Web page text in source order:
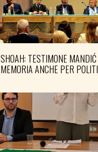
SHOAH: TESTIMONE MANDIĆ
MEMORIA ANCHE PER